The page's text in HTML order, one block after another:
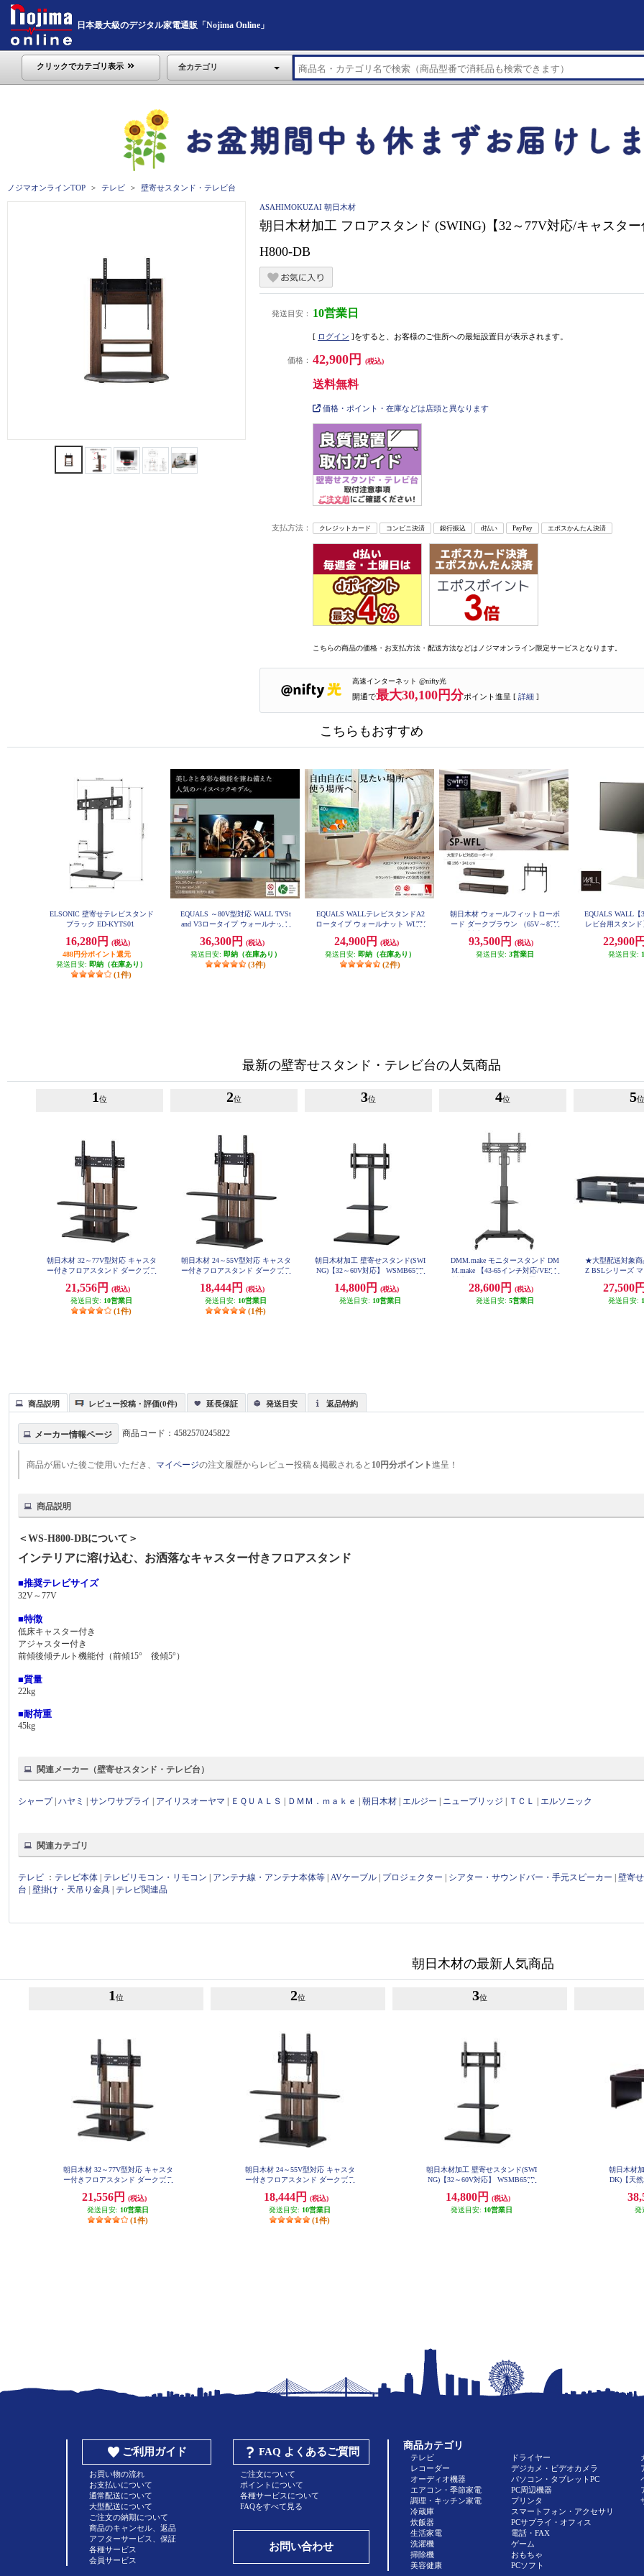
日本最大級のデジタル家電通販「Nojima Online」
クリックでカテゴリ表示 全カテゴリ
ノジマオンラインTOP テレビ 壁寄せスタンド・テレビ台
ASAHIMOKUZAI 朝日木材
朝日木材加工 フロアスタンド (SWING)【32～77V対応/キャスタ
H800-DB
発送目安： 10営業日
[ ログイン ]をすると、お客様のご住所への最短設置日が表示されます。
価格： 42,900円 (税込)
送料無料
価格・ポイント・在庫などは店頭と異なります
支払方法： クレジットカード コンビニ決済 銀行振込 d払い PayPay エポスかんたん決済
こちらの商品の価格・お支払方法・配送方法などはノジマオンライン限定サービスとなります。
高速インターネット @nifty光
開通で最大30,100円分ポイント進呈 [ 詳細 ]
こちらもおすすめ
ELSONIC 壁寄せテレビスタンド
ブラック ED-KYTS01
16,280円
(税込)
488円分ポイント還元
発送目安: 即納（在庫あり）
(1件)
EQUALS ～80V型対応 WALL TVSt
and V3ロータイプ ウォールナット
36,300円
(税込)
発送目安: 即納（在庫あり）
(3件)
EQUALS WALLテレビスタンドA2
ロータイプ ウォールナット WLTV
24,900円
(税込)
発送目安: 即納（在庫あり）
(2件)
朝日木材 ウォールフィットローボ
ード ダークブラウン （65V～85V
93,500円
(税込)
発送目安: 3営業日
EQUALS WALL【
レビ台用スタンド
22,900円
発送目安:
最新の壁寄せスタンド・テレビ台の人気商品
1 位
朝日木材 32～77V型対応 キャスタ
ー付きフロアスタンド ダークブラ
21,556円
(税込)
発送目安: 10営業日
(1件)
2位
朝日木材 24～55V型対応 キャスタ
ー付きフロアスタンド ダークブラ
18,444円
(税込)
発送目安: 10営業日
(1件)
3位
朝日木材加工 壁寄せスタンド(SWI
NG)【32～60V対応】 WSMB650B
14,800円
(税込)
発送目安: 10営業日
4位
DMM.make モニタースタンド DM
M.make 【43-65インチ対応/VESA
ま高さ調整可能/ブラック/2022年8
月モデル】 DKS-LCS14
28,600円
(税込)
発送目安: 5営業日
5位
★大型配送対象商
Z BSLシリーズ
型テレビ対応)
27,500円
発送目安:
商品説明 レビュー投稿・評価(0件) 延長保証 発送目安 返品特約
メーカー情報ページ 商品コード：4582570245822
商品が届いた後ご使用いただき、 マイページの注文履歴からレビュー投稿＆掲載されると 10円分ポイント進呈！
商品説明
＜WS-H800-DBについて＞
インテリアに溶け込む、お洒落なキャスター付きフロアスタンド
■推奨テレビサイズ
32V～77V
■特徴
低床キャスター付き
アジャスター付き
前傾後傾チルト機能付（前傾15° 後傾5°）
■質量
22kg
■耐荷重
45kg
関連メーカー（壁寄せスタンド・テレビ台）
シャープ|ハヤミ |サンワサプライ アイリスオーヤマ ＥＱＵＡＬＳ ＤＭＭ．ｍａｋｅ |朝日木材 エルジー ニューブリッジ ＴＣＬ エルソニック
関連カテゴリ
テレビ ： テレビ本体 テレビリモコン・リモコン アンテナ線・アンテナ本体等 |AVケーブル プロジェクター シアター・サウンドバー・手元スピーカー |壁寄
台 |壁掛け・天吊り金具 テレビ関連品
朝日木材の最新人気商品
1 位
朝日木材 32～77V型対応 キャスタ
ー付きフロアスタンド ダークブラ
21,556円
(税込)
発送目安: 10営業日
(1件)
2位
朝日木材 24～55V型対応 キャスタ
ー付きフロアスタンド ダークブラ
18,444円
(税込)
発送目安: 10営業日
(1件)
3位
朝日木材加工 壁寄せスタンド(SWI
NG)【32～60V対応】 WSMB650B
14,800円
(税込)
発送目安: 10営業日
朝日木材
DK)【天然
発
ご利用ガイド
お買い物の流れ
お支払いについて
通常配送について
大型配送について
ご注文の納期について
商品のキャンセル、返品
アフターサービス、保証
各種サービス
会員サービス
FAQ よくあるご質問
ご注文について
ポイントについて
各種サービスについて
FAQをすべて見る
お問い合わせ
商品カテゴリ
テレビ
レコーダー
オーディオ機器
エアコン・季節家電
調理・キッチン家電
冷蔵庫
炊飯器
生活家電
洗濯機
掃除機
美容健康
ドライヤー
デジカメ・ビデオカメラ
パソコン・タブレットPC
PC周辺機器
プリンタ
スマートフォン・アクセサリ
PCサプライ・オフィス
電話・FAX
ゲーム
おもちゃ
PCソフト